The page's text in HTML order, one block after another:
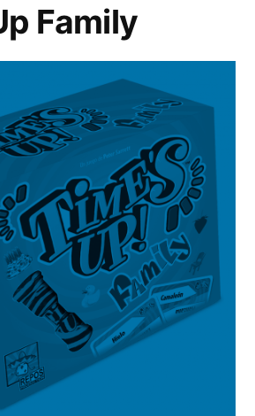
Family